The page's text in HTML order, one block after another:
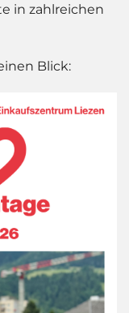
in zahlreichen
Blick: